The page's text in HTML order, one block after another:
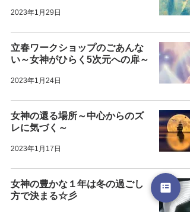
2023年1月29日
立春ワークショップのごあんな
い～女神がひらく5次元への扉～
2023年1月24日
女神の還る場所～中心からのズ
レに気づく～
2023年1月17日
女神の豊かな１年は冬の過ごし
方で決まる☆彡